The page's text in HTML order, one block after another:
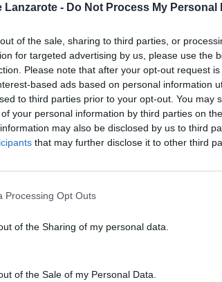
Lanzarote - Do Not Process My Personal
of the sale, sharing to third parties, or
for targeted advertising by us, please use the
Please note that after your opt-out request
based ads based on personal information
to third parties prior to your opt-out. You may
your personal information by third parties on
may also be disclosed by us to third
that may further disclose it to other third
Processing Opt Outs
of the Sharing of my personal data.
of the Sale of my Personal Data.
de tener voz y voto en el
nacionalista en Madrid a
ejemplo el papel que está
los Diputados, Cristina
para esta tierra como
en el auditorio Alfredo
tendrá lugar la
se celebrará a las 11
de esta cita nacionalista.
Toledo y Fernando Clavijo,
los secretarios y
de Canarias. La
a las 12:35.
las Ponencias. A partir
este VIII
que comenzará a las
invitados de la sociedad